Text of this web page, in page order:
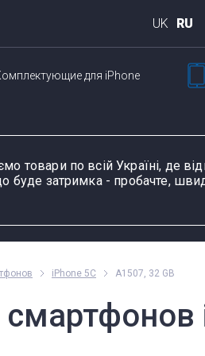
товари по всій Україні, де
затримка - пробачте,
UK RU
для iPhone
для смартфонов
устройства,
iPhone 5C A1507, 32 GB